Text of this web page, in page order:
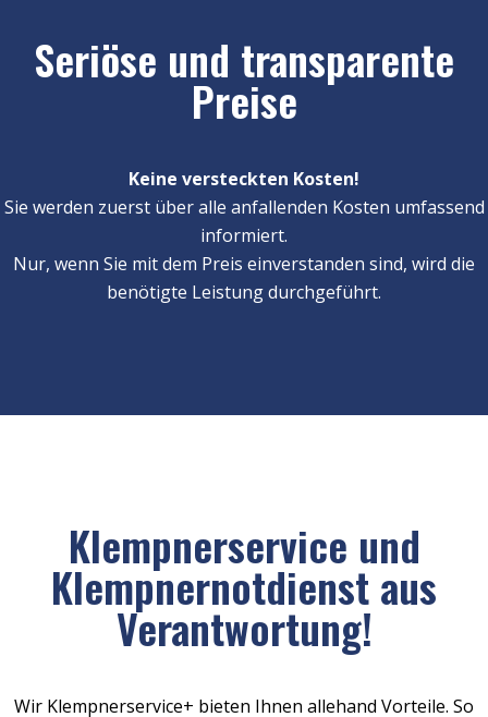
Seriöse und transparente
Preise
Keine versteckten Kosten!
Sie werden zuerst über alle anfallenden Kosten umfassend
informiert.
Nur, wenn Sie mit dem Preis einverstanden sind, wird die
benötigte Leistung durchgeführt.
Klempnerservice und
Klempnernotdienst aus
Verantwortung!
Wir Klempnerservice+ bieten Ihnen allehand Vorteile. So